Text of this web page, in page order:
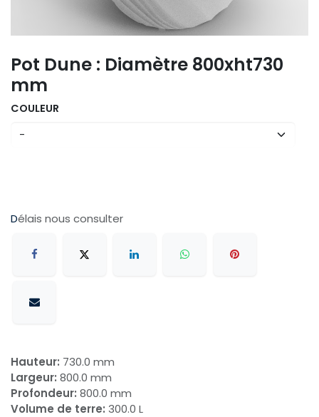
Pot Dune : Diamètre 800xht730
mm
COULEUR
Délais nous consulter
Hauteur: 730.0 mm
Largeur: 800.0 mm
Profondeur: 800.0 mm
Volume de terre: 300.0 L